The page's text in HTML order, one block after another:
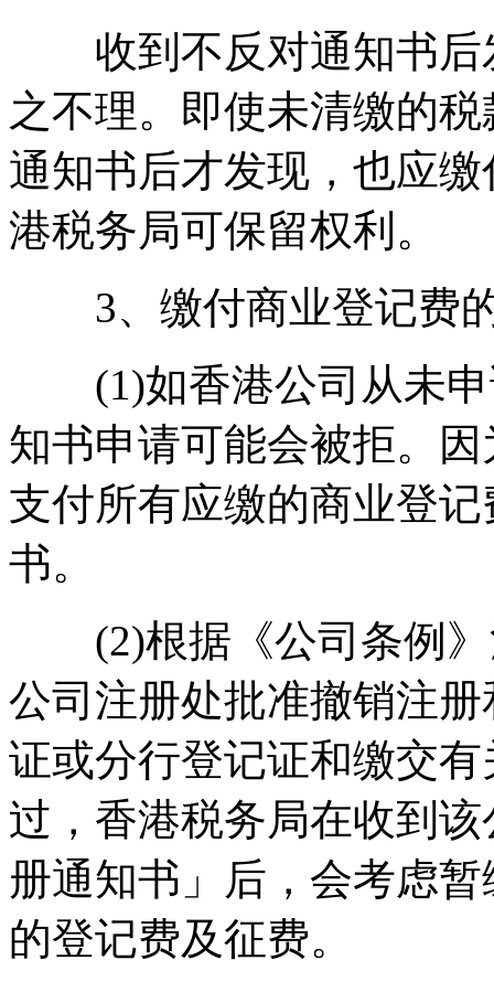
收到不反对通知书后
之不理。即使未清缴的
通知书后才发现，也应
港税务局可保留权利。
3、缴付商业登记费
(1)如香港公司从未申
知书申请可能会被拒。
支付所有应缴的商业登
书。
(2)根据《公司条例》
公司注册处批准撤销注
证或分行登记证和缴交
过，香港税务局在收到
册通知书」后，会考虑
的登记费及征费。